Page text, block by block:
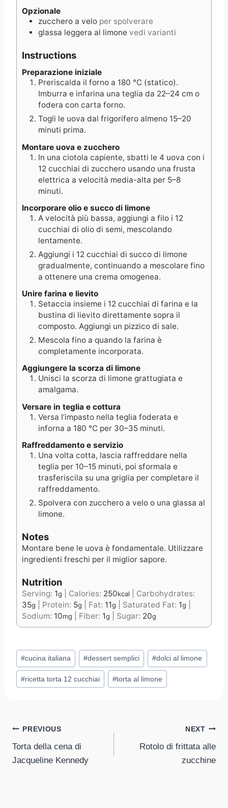
Opzionale
zucchero a velo per spolverare
glassa leggera al limone vedi varianti
Instructions
Preparazione iniziale
Preriscalda il forno a 180 °C (statico).
Imburra e infarina una teglia da 22–24 cm o
fodera con carta forno.
Togli le uova dal frigorifero almeno 15–20
minuti prima.
Montare uova e zucchero
In una ciotola capiente, sbatti le 4 uova con i
12 cucchiai di zucchero usando una frusta
elettrica a velocità media-alta per 5–8
minuti.
Incorporare olio e succo di limone
A velocità più bassa, aggiungi a filo i 12
cucchiai di olio di semi, mescolando
lentamente.
Aggiungi i 12 cucchiai di succo di limone
gradualmente, continuando a mescolare fino
a ottenere una crema omogenea.
Unire farina e lievito
Setaccia insieme i 12 cucchiai di farina e la
bustina di lievito direttamente sopra il
composto. Aggiungi un pizzico di sale.
Mescola fino a quando la farina è
completamente incorporata.
Aggiungere la scorza di limone
Unisci la scorza di limone grattugiata e
amalgama.
Versare in teglia e cottura
Versa l’impasto nella teglia foderata e
inforna a 180 °C per 30–35 minuti.
Raffreddamento e servizio
Una volta cotta, lascia raffreddare nella
teglia per 10–15 minuti, poi sformala e
trasferiscila su una griglia per completare il
raffreddamento.
Spolvera con zucchero a velo o una glassa al
limone.
Notes
Montare bene le uova è fondamentale. Utilizzare
ingredienti freschi per il miglior sapore.
Nutrition
Serving: 1g Calories: 250kcal
Carbohydrates:
35g Protein: 5g Fat: 11g Saturated Fat: 1g
Sodium: 10mg Fiber: 1g Sugar: 20g
Post
Tags:
#cucina italiana #dessert semplici #dolci al limone
#ricetta torta 12 cucchiai #torta al limone
Post
navigation
PREVIOUS
Torta della cena di
Jacqueline Kennedy
NEXT
Rotolo di frittata alle
zucchine